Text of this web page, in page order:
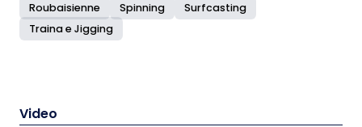
Roubaisienne
Spinning
Surfcasting
Traina e Jigging
Video